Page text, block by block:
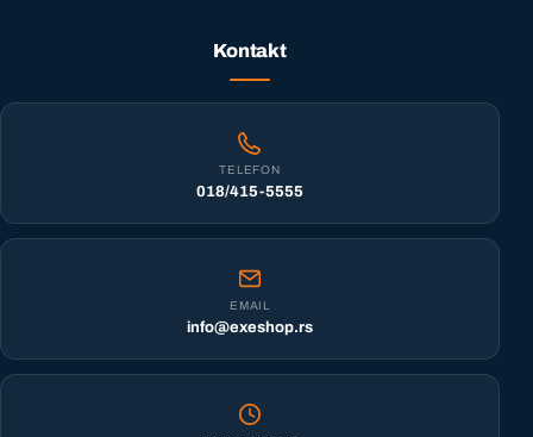
Kontakt
TELEFON
018/415-5555
EMAIL
info@exeshop.rs